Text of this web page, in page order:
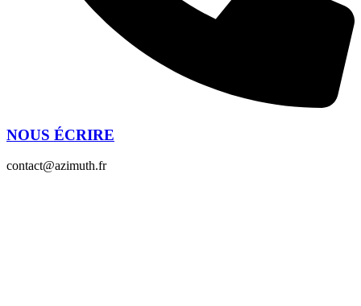
NOUS ÉCRIRE
contact@azimuth.fr